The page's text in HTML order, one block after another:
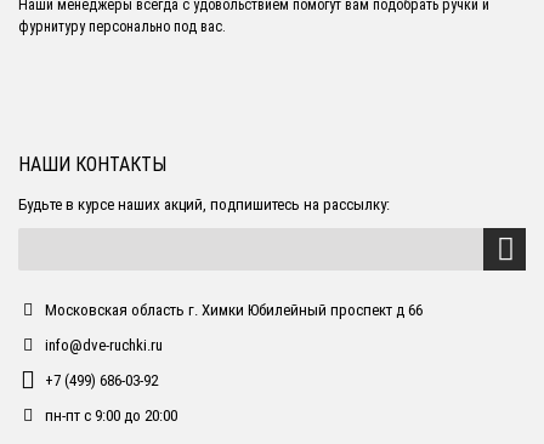
Наши менеджеры всегда с удовольствием помогут вам подобрать ручки и
фурнитуру персонально под вас.
НАШИ КОНТАКТЫ
Будьте в курсе наших акций, подпишитесь на рассылку:
Московская область г. Химки Юбилейный проспект д 66
info@dve-ruchki.ru
+7 (499) 686-03-92
пн-пт с 9:00 до 20:00